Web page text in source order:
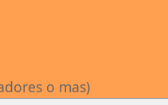
o mas)